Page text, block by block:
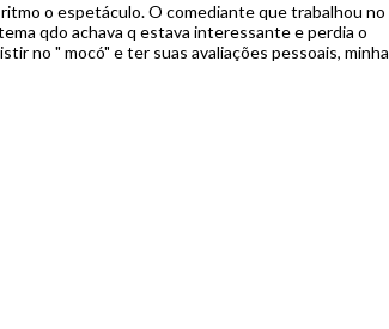
o espetáculo. O comediante que trabalhou no
qdo achava q estava interessante e perdia o
no " mocó" e ter suas avaliações pessoais, minha